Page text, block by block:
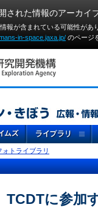
された情報のアーカイ
報が含まれている可能性が
in-space.jaxa.jp/ のページ
ォトライブラリ
TCDTに参加